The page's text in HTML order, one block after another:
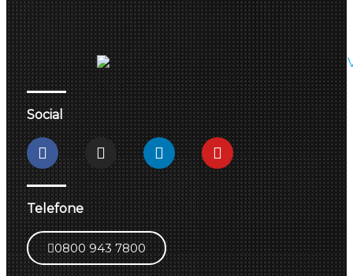
Social
Telefone
0800 943 7800